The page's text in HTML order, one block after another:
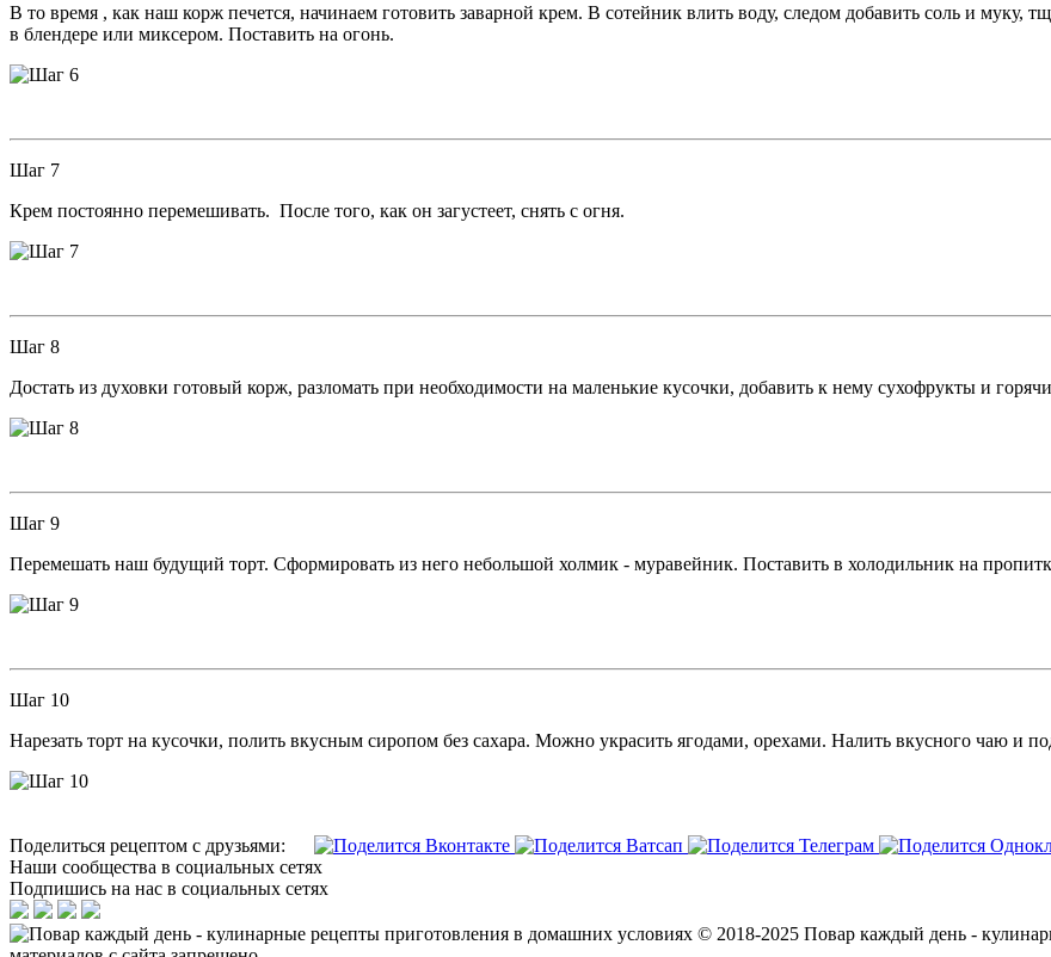
В то время , как наш корж печется, начинаем готовить заварной крем. В сотейник влить воду, следом добавить соль и муку,
в блендере или миксером. Поставить на огонь.
Шаг 7
Крем постоянно перемешивать. После того, как он загустеет, снять с огня.
Шаг 8
Достать из духовки готовый корж, разломать при необходимости на маленькие кусочки, добавить к нему сухофрукты и
Шаг 9
Перемешать наш будущий торт. Сформировать из него небольшой холмик - муравейник. Поставить в холодильник на
Шаг 10
Нарезать торт на кусочки, полить вкусным сиропом без сахара. Можно украсить ягодами, орехами. Налить вкусного чаю и
Поделиться рецептом с друзьями:
Наши сообщества в социальных сетях
Подпишись на нас в социальных сетях
© 2018-2025 Повар каждый день -